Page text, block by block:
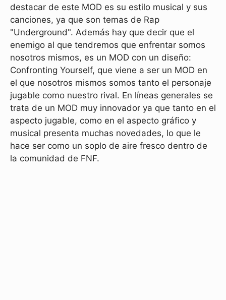
destacar de este MOD es su estilo musical y sus
canciones, ya que son temas de Rap
"Underground". Además hay que decir que el
enemigo al que tendremos que enfrentar somos
nosotros mismos, es un MOD con un diseño:
Confronting Yourself, que viene a ser un MOD en
el que nosotros mismos somos tanto el personaje
jugable como nuestro rival. En líneas generales se
trata de un MOD muy innovador ya que tanto en el
aspecto jugable, como en el aspecto gráfico y
musical presenta muchas novedades, lo que le
hace ser como un soplo de aire fresco dentro de
la comunidad de FNF.